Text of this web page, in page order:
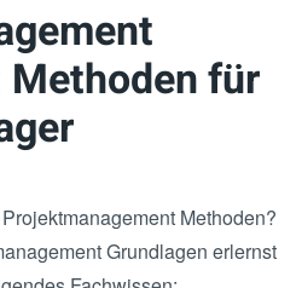
Methoden für
Methoden?
Grundlagen erlernst